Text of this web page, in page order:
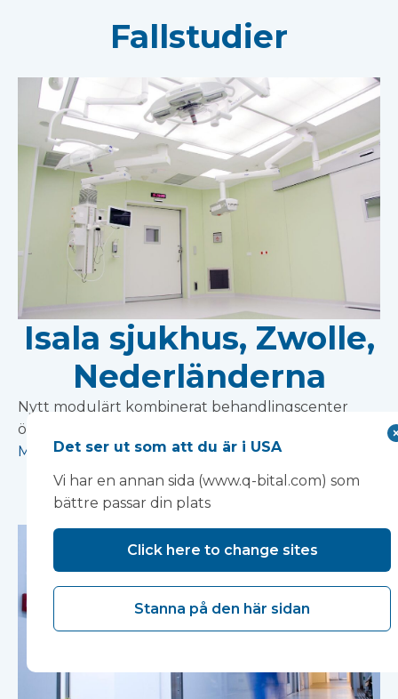
Fallstudier
Isala sjukhus, Zwolle,
Nederländerna
Nytt modulärt kombinerat behandlingscenter
ökar effektiviteten på Isala sjukhus.
Mer information
Det ser ut som att du är i USA
Vi har en annan sida (www.q-bital.com) som
bättre passar din plats
Click here to change sites
Stanna på den här sidan